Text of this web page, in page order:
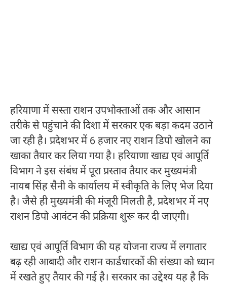
हरियाणा में सस्ता राशन उपभोक्ताओं तक और आसान
तरीके से पहुंचाने की दिशा में सरकार एक बड़ा कदम उठाने
जा रही है। प्रदेशभर में 6 हजार नए राशन डिपो खोलने का
खाका तैयार कर लिया गया है। हरियाणा खाद्य एवं आपूर्ति
विभाग ने इस संबंध में पूरा प्रस्ताव तैयार कर मुख्यमंत्री
नायब सिंह सैनी के कार्यालय में स्वीकृति के लिए भेज दिया
है। जैसे ही मुख्यमंत्री की मंजूरी मिलती है, प्रदेशभर में नए
राशन डिपो आवंटन की प्रक्रिया शुरू कर दी जाएगी।
खाद्य एवं आपूर्ति विभाग की यह योजना राज्य में लगातार
बढ़ रही आबादी और राशन कार्डधारकों की संख्या को ध्यान
में रखते हुए तैयार की गई है। सरकार का उद्देश्य यह है कि